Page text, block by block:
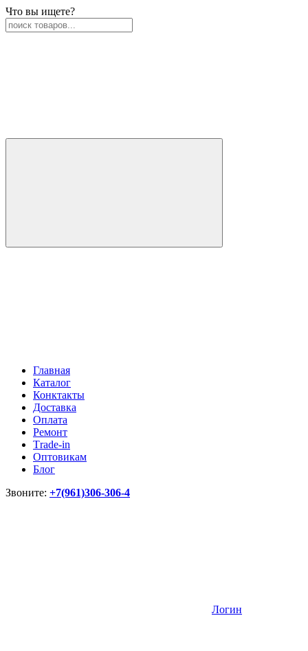
Что вы ищете?
Главная
Каталог
Конктакты
Доставка
Оплата
Ремонт
Тrade-in
Оптовикам
Блог
Звоните: +7(961)306-306-4
Логин